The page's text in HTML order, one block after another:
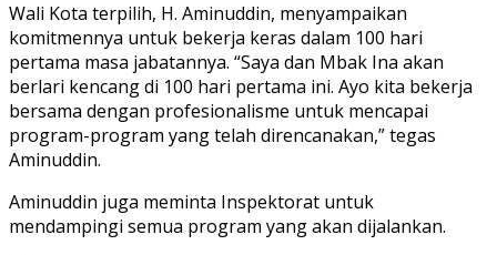
Wali Kota terpilih, H. Aminuddin, menyampaikan
komitmennya untuk bekerja keras dalam 100 hari
pertama masa jabatannya. “Saya dan Mbak Ina akan
berlari kencang di 100 hari pertama ini. Ayo kita bekerja
bersama dengan profesionalisme untuk mencapai
program-program yang telah direncanakan,” tegas
Aminuddin.
Aminuddin juga meminta Inspektorat untuk
mendampingi semua program yang akan dijalankan.